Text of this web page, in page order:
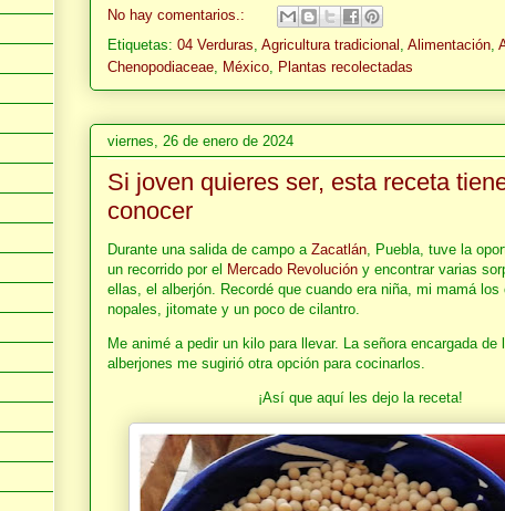
No hay comentarios.:
Etiquetas: 04 Verduras, Agricultura tradicional , Alimentación,
Chenopodiaceae, México, Plantas recolectadas
viernes, 26 de enero de 2024
Si joven quieres ser, esta receta
conocer
Durante una salida de campo a Zacatlán, Puebla, tuve la
un recorrido por el Mercado Revolución y encontrar varias
ellas, el alberjón. Recordé que cuando era niña, mi mamá los
nopales, jitomate y un poco de cilantro.
Me animé a pedir un kilo para llevar. La señora encargada de
alberjones me sugirió otra opción para cocinarlos.
¡Así que aquí les dejo la receta!